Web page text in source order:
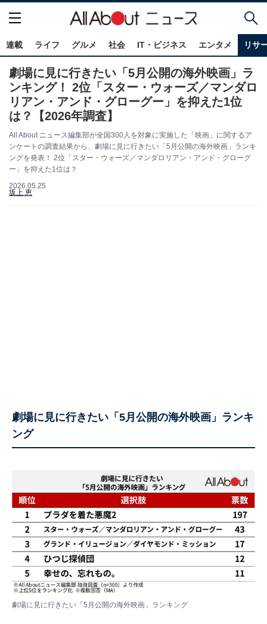
連載 ライフ グルメ 社会 IT・ビジネス エンタメ リサ
劇場に見に行きたい「5月公開の海外映画」ラ
ンキング！ 2位「スター・ウォーズ／マンダロ
リアン・アンド・グローグー」を抑えた1位
は？【2026年調査】
All About ニュース編集部が全国300人を対象に実施した「映画」に関するア
ンケートの調査結果から、劇場に見に行きたい「5月公開の海外映画」ランキ
ングを発表！ 2位「スター・ウォーズ／マンダロリアン・アンド・グローグ
ー」を抑えた1位は？
2026.05.25
坂上 恵
劇場に見に行きたい「5月公開の海外映画」ランキ
ング
劇場に見に行きたい「5月公開の海外映画」ランキング